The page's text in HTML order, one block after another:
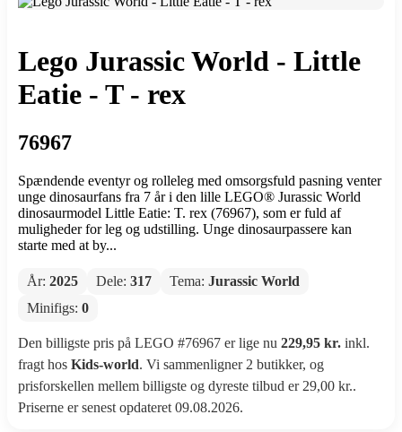
Lego Jurassic World - Little
Eatie - T - rex
76967
Spændende eventyr og rolleleg med omsorgsfuld pasning venter
unge dinosaurfans fra 7 år i den lille LEGO® Jurassic World
dinosaurmodel Little Eatie: T. rex (76967), som er fuld af
muligheder for leg og udstilling. Unge dinosaurpassere kan
starte med at by...
År: 2025 Dele: 317 Tema: Jurassic World
Minifigs: 0
Den billigste pris på LEGO #76967 er lige nu 229,95 kr. inkl.
fragt hos Kids-world. Vi sammenligner 2 butikker, og
prisforskellen mellem billigste og dyreste tilbud er 29,00 kr..
Priserne er senest opdateret 09.08.2026.